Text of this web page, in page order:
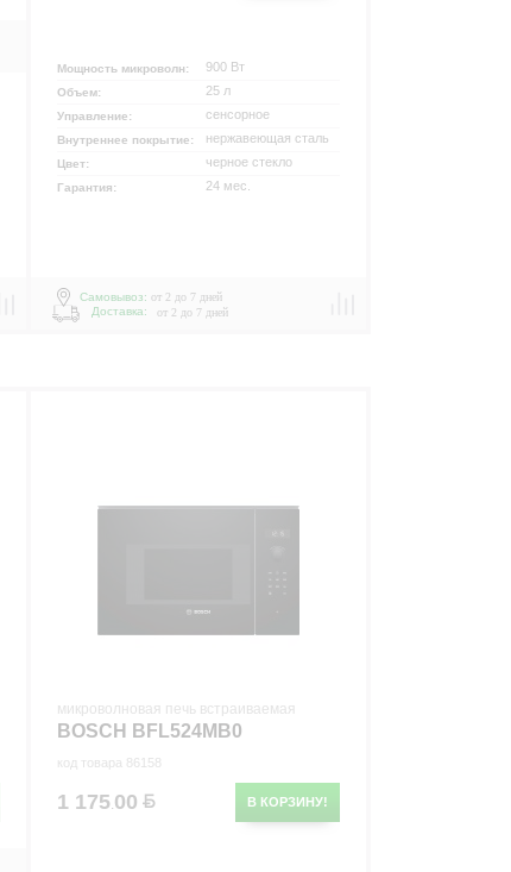
Мощность микроволн: 900 Вт
Объем: 25 л
Управление: сенсорное
Внутреннее покрытие: нержавеющая сталь
Цвет: черное стекло
Гарантия: 24 мес.
Самовывоз: от 2 до 7 дней
Доставка:
от 2 до 7 дней
микроволновая печь встраиваемая
BOSCH BFL524MB0
код товара 86158
В КОРЗИНУ!
1 175.00